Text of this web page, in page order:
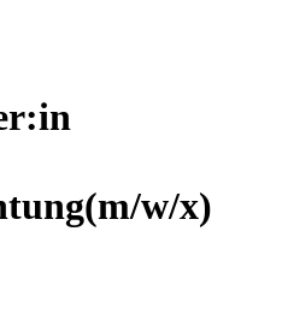
(m/w/x)